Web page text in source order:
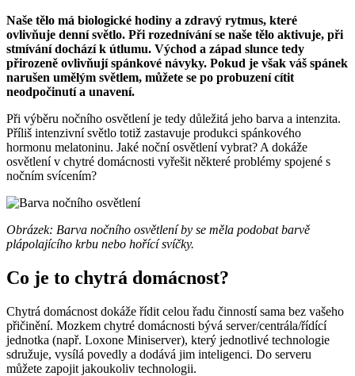
Naše tělo má biologické hodiny a zdravý rytmus, které
ovlivňuje denní světlo. Při rozednívání se naše tělo aktivuje, při
stmívání dochází k útlumu. Východ a západ slunce tedy
přirozeně ovlivňují spánkové návyky. Pokud je však váš spánek
narušen umělým světlem, můžete se po probuzení cítit
neodpočinutí a unavení.
Při výběru nočního osvětlení je tedy důležitá jeho barva a intenzita.
Příliš intenzivní světlo totiž zastavuje produkci spánkového
hormonu melatoninu. Jaké noční osvětlení vybrat? A dokáže
osvětlení v chytré domácnosti vyřešit některé problémy spojené s
nočním svícením?
Obrázek: Barva nočního osvětlení by se měla podobat barvě
plápolajícího krbu nebo hořící svíčky.
Co je to chytrá domácnost?
Chytrá domácnost dokáže řídit celou řadu činností sama bez vašeho
přičinění. Mozkem chytré domácnosti bývá server/centrála/řídící
jednotka (např. Loxone Miniserver), který jednotlivé technologie
sdružuje, vysílá povedly a dodává jim inteligenci. Do serveru
můžete zapojit jakoukoliv technologii.